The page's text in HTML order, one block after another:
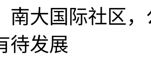
南大国际社区
待发展